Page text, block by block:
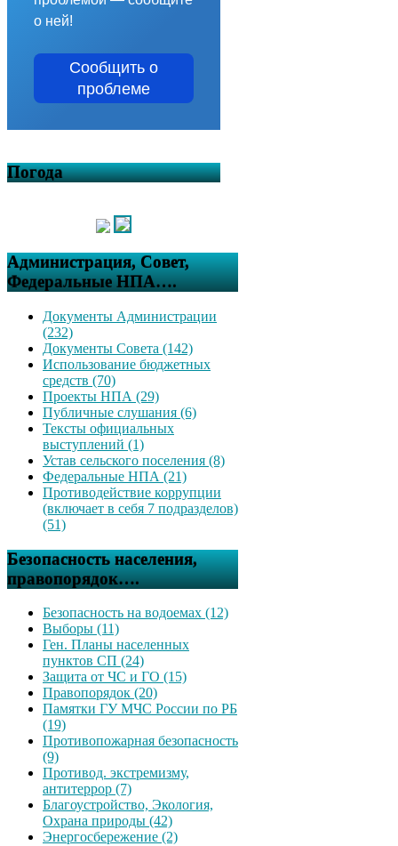
о ней!
Сообщить о
проблеме
Погода
Администрация, Совет,
Федеральные НПА….
Документы Администрации
(232)
Документы Совета (142)
Использование бюджетных
средств (70)
Проекты НПА (29)
Публичные слушания (6)
Тексты официальных
выступлений (1)
Устав сельского поселения (8)
Федеральные НПА (21)
Противодействие коррупции
(включает в себя 7 подразделов)
(51)
Безопасность населения,
правопорядок….
Безопасность на водоемах (12)
Выборы (11)
Ген. Планы населенных
пунктов СП (24)
Защита от ЧС и ГО (15)
Правопорядок (20)
Памятки ГУ МЧС России по РБ
(19)
Противопожарная безопасность
(9)
Противод. экстремизму,
антитеррор (7)
Благоустройство, Экология,
Охрана природы (42)
Энергосбережение (2)